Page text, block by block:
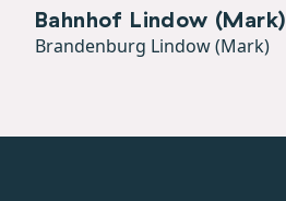
Bahnhof Lindow (Mark)
Brandenburg Lindow (Mark)